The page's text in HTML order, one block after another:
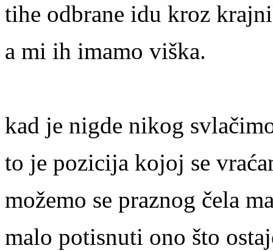
tihe odbrane idu kroz
a mi ih imamo viška.
kad je nigde nikog
to je pozicija kojoj se
možemo se praznog čela
malo potisnuti ono što